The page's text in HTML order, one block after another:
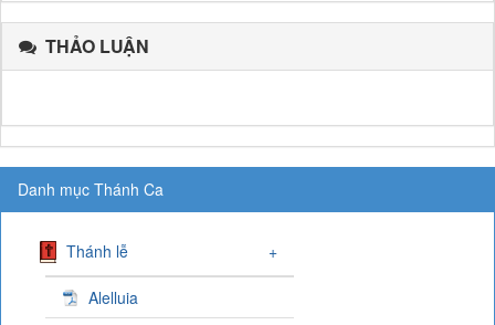
THẢO LUẬN
Danh mục Thánh Ca
Thánh lễ +
Alelluia